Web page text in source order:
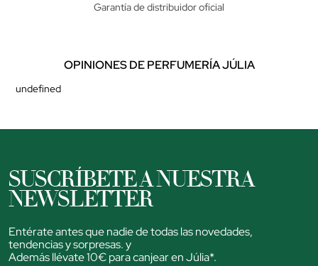
Garantía de distribuidor oficial
OPINIONES DE PERFUMERÍA JÚLIA
undefined
SUSCRÍBETE A NUESTRA
NEWSLETTER
Entérate antes que nadie de todas las novedades,
tendencias y sorpresas. y
Además llévate 10€ para canjear en Júlia*.